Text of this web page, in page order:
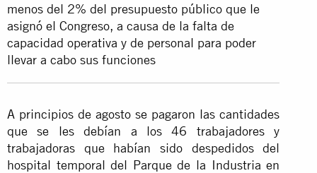
menos del 2% del presupuesto público que le
asignó el Congreso, a causa de la falta de
capacidad operativa y de personal para poder
llevar a cabo sus funciones
A principios de agosto se pagaron las cantidades
que se les debían a los 46 trabajadores y
trabajadoras que habían sido despedidos del
hospital temporal del Parque de la Industria en